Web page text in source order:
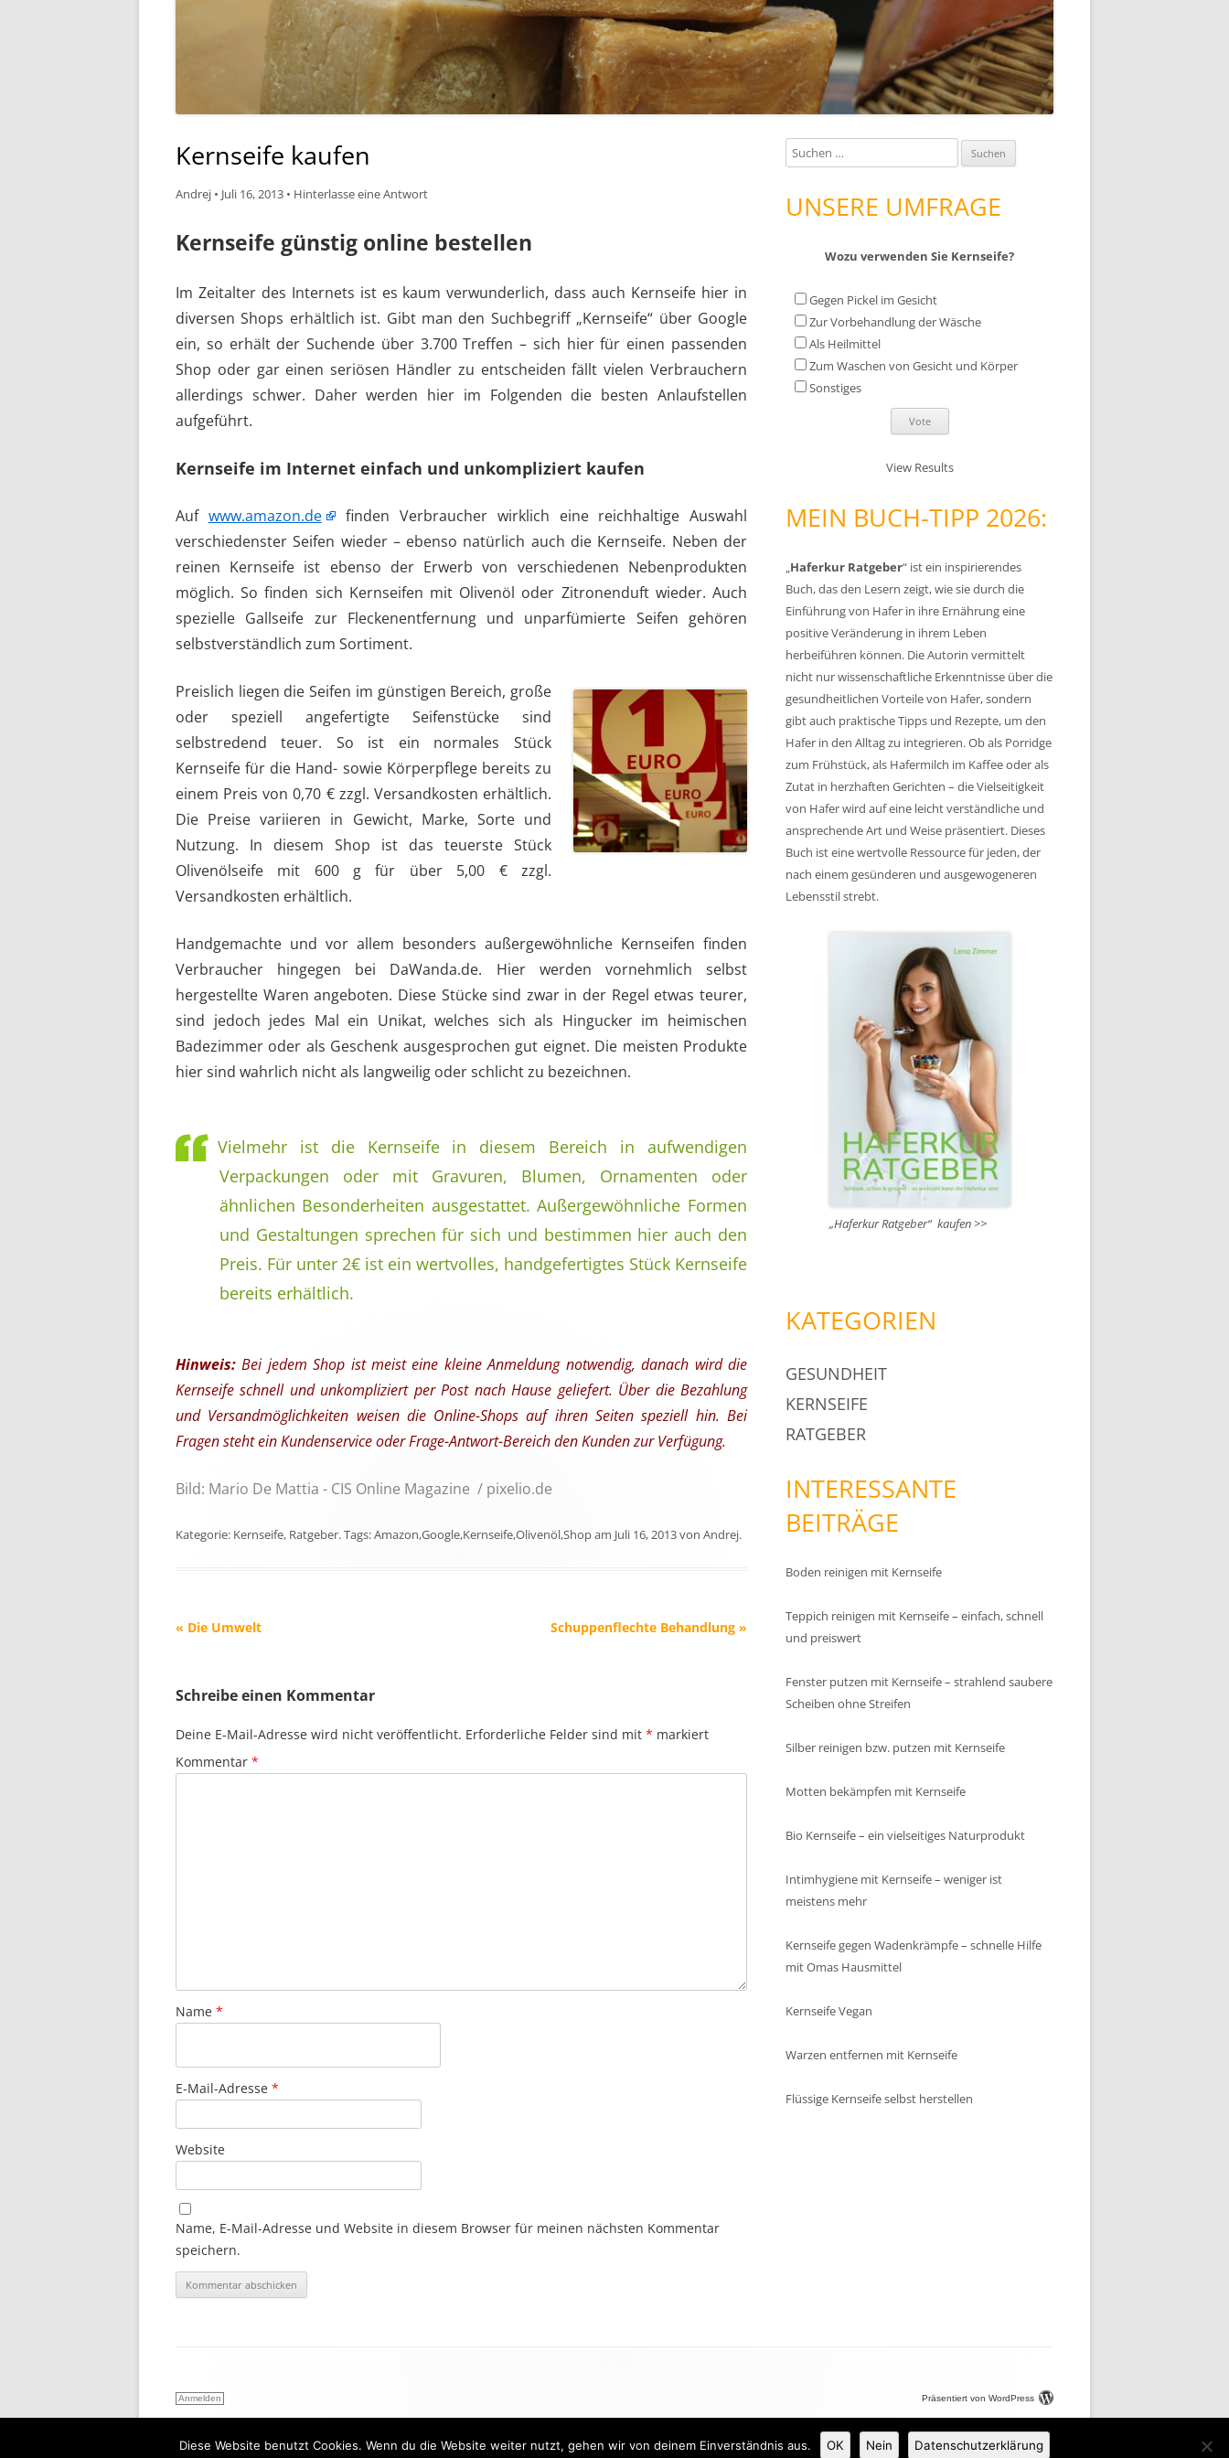
Kernseife kaufen
Andrej • Juli 16, 2013 • Hinterlasse eine Antwort
Kernseife günstig online bestellen
Im Zeitalter des Internets ist es kaum verwunderlich, dass auch Kernseife hier in
diversen Shops erhältlich ist. Gibt man den Suchbegriff „Kernseife“ über Google
ein, so erhält der Suchende über 3.700 Treffen – sich hier für einen passenden
Shop oder gar einen seriösen Händler zu entscheiden fällt vielen Verbrauchern
allerdings schwer. Daher werden hier im Folgenden die besten Anlaufstellen
aufgeführt.
Kernseife im Internet einfach und unkompliziert kaufen
Auf www.amazon.de
finden Verbraucher wirklich eine reichhaltige Auswahl
verschiedenster Seifen wieder – ebenso natürlich auch die Kernseife. Neben der
reinen Kernseife ist ebenso der Erwerb von verschiedenen Nebenprodukten
möglich. So finden sich Kernseifen mit Olivenöl oder Zitronenduft wieder. Auch
spezielle Gallseife zur Fleckenentfernung und unparfümierte Seifen gehören
selbstverständlich zum Sortiment.
Preislich liegen die Seifen im günstigen Bereich, große
oder speziell angefertigte Seifenstücke sind
selbstredend teuer. So ist ein normales Stück
Kernseife für die Hand- sowie Körperpflege bereits zu
einem Preis von 0,70 € zzgl. Versandkosten erhältlich.
Die Preise variieren in Gewicht, Marke, Sorte und
Nutzung. In diesem Shop ist das teuerste Stück
Olivenölseife mit 600 g für über 5,00 € zzgl.
Versandkosten erhältlich.
Handgemachte und vor allem besonders außergewöhnliche Kernseifen finden
Verbraucher hingegen bei DaWanda.de. Hier werden vornehmlich selbst
hergestellte Waren angeboten. Diese Stücke sind zwar in der Regel etwas teurer,
sind jedoch jedes Mal ein Unikat, welches sich als Hingucker im heimischen
Badezimmer oder als Geschenk ausgesprochen gut eignet. Die meisten Produkte
hier sind wahrlich nicht als langweilig oder schlicht zu bezeichnen.
Vielmehr ist die Kernseife in diesem Bereich in aufwendigen
Verpackungen oder mit Gravuren, Blumen, Ornamenten oder
ähnlichen Besonderheiten ausgestattet. Außergewöhnliche Formen
und Gestaltungen sprechen für sich und bestimmen hier auch den
Preis. Für unter 2€ ist ein wertvolles, handgefertigtes Stück Kernseife
bereits erhältlich.
Hinweis: Bei jedem Shop ist meist eine kleine Anmeldung notwendig, danach wird die
Kernseife schnell und unkompliziert per Post nach Hause geliefert. Über die Bezahlung
und Versandmöglichkeiten weisen die Online-Shops auf ihren Seiten speziell hin. Bei
Fragen steht ein Kundenservice oder Frage-Antwort-Bereich den Kunden zur Verfügung.
Bild: Mario De Mattia - CIS Online Magazine / pixelio.de
Kategorie: Kernseife, Ratgeber. Tags:Amazon,Google,Kernseife,Olivenöl,Shopam Juli 16, 2013von Andrej.
Beitrags-
« Die Umwelt Schuppenflechte Behandlung »
Schreibe einen Kommentar
Deine E-Mail-Adresse wird nicht veröffentlicht. Erforderliche Felder sind mit * markiert
Kommentar *
Name *
E-Mail-Adresse *
Website
Name, E-Mail-Adresse und Website in diesem Browser für meinen nächsten Kommentar
speichern.
u
h
UNSERE UMFRAGE
Wozu verwenden Sie Kernseife?
Gegen Pickel im Gesicht
Zur Vorbehandlung der Wäsche
Als Heilmittel
Zum Waschen von Gesicht und Körper
Sonstiges
View Results
MEIN BUCH-TIPP 2026:
„Haferkur Ratgeber“ ist ein inspirierendes
Buch, das den Lesern zeigt, wie sie durch die
Einführung von Hafer in ihre Ernährung eine
positive Veränderung in ihrem Leben
herbeiführen können. Die Autorin vermittelt
nicht nur wissenschaftliche Erkenntnisse über die
gesundheitlichen Vorteile von Hafer, sondern
gibt auch praktische Tipps und Rezepte, um den
Hafer in den Alltag zu integrieren. Ob als Porridge
zum Frühstück, als Hafermilch im Kaffee oder als
Zutat in herzhaften Gerichten – die Vielseitigkeit
von Hafer wird auf eine leicht verständliche und
ansprechende Art und Weise präsentiert. Dieses
Buch ist eine wertvolle Ressource für jeden, der
nach einem gesünderen und ausgewogeneren
Lebensstil strebt.
„Haferkur Ratgeber“ kaufen >>
KATEGORIEN
GESUNDHEIT
KERNSEIFE
RATGEBER
INTERESSANTE
BEITRÄGE
Boden reinigen mit Kernseife
Teppich reinigen mit Kernseife – einfach, schnell
und preiswert
Fenster putzen mit Kernseife – strahlend saubere
Scheiben ohne Streifen
Silber reinigen bzw. putzen mit Kernseife
Motten bekämpfen mit Kernseife
Bio Kernseife – ein vielseitiges Naturprodukt
Intimhygiene mit Kernseife – weniger ist
meistens mehr
Kernseife gegen Wadenkrämpfe – schnelle Hilfe
mit Omas Hausmittel
Kernseife Vegan
Warzen entfernen mit Kernseife
Flüssige Kernseife selbst herstellen
Anmelden Präsentiert von WordPress
Diese Website benutzt Cookies. Wenn du die Website weiter nutzt, gehen wir von deinem Einverständnis aus. OK Nein Datenschutzerklärung